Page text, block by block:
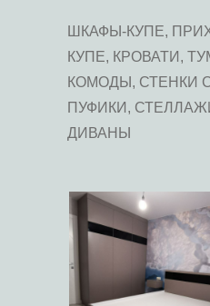
ШКАФЫ-КУПЕ,
КУПЕ, КРОВАТИ,
КОМОДЫ, СТЕНКИ
ПУФИКИ,
ДИВАНЫ